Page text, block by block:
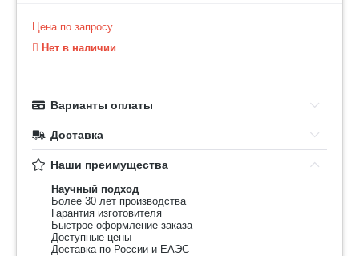
Цена по запросу
Нет в наличии
Варианты оплаты
Доставка
Наши преимущества
Научный подход
Более 30 лет производства
Гарантия изготовителя
Быстрое оформление заказа
Доступные цены
Доставка по России и ЕАЭС